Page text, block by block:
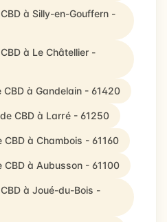
à Silly-en-Gouffern -
à Le Châtellier -
à Gandelain - 61420
CBD à Larré - 61250
à Chambois - 61160
à Aubusson - 61100
à Joué-du-Bois -